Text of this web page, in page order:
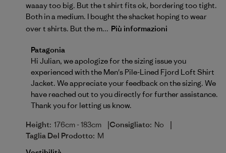
waaay too big. But the t shirt fits ok, bordering too tight.
Both in a medium. I bought the shacket hoping to wear
over t shirts. But the m... Più informazioni
Commenti del proprietario del negozio sulla
Patagonia
Hi Julian, we apologize for the sizing issue you
experienced with the Men's Pile-Lined Fjord Loft Shirt
Jacket. We appreciate your feedback on the sizing. We
have reached out to you directly for further assistance.
Thank you for letting us know.
Height: 176cm - 183cm |Consigliato: No |
Taglia Del Prodotto: M